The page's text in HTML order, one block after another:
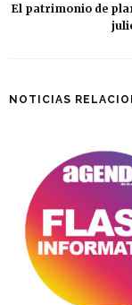
El patrimonio de
NOTICIAS